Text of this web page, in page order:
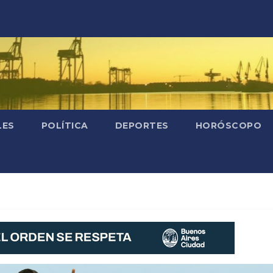
POLÍTICA DEPORTES HORÓSCOPO